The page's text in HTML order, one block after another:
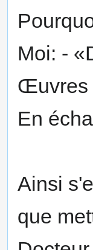
Moi: -
Œuvres
En
Ainsi
que